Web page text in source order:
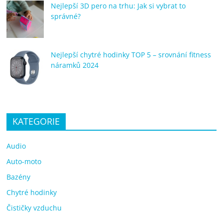
Nejlepší 3D pero na trhu: Jak si vybrat to
správné?
Nejlepší chytré hodinky TOP 5 – srovnání fitness
náramků 2024
KATEGORIE
Audio
Auto-moto
Bazény
Chytré hodinky
Čističky vzduchu